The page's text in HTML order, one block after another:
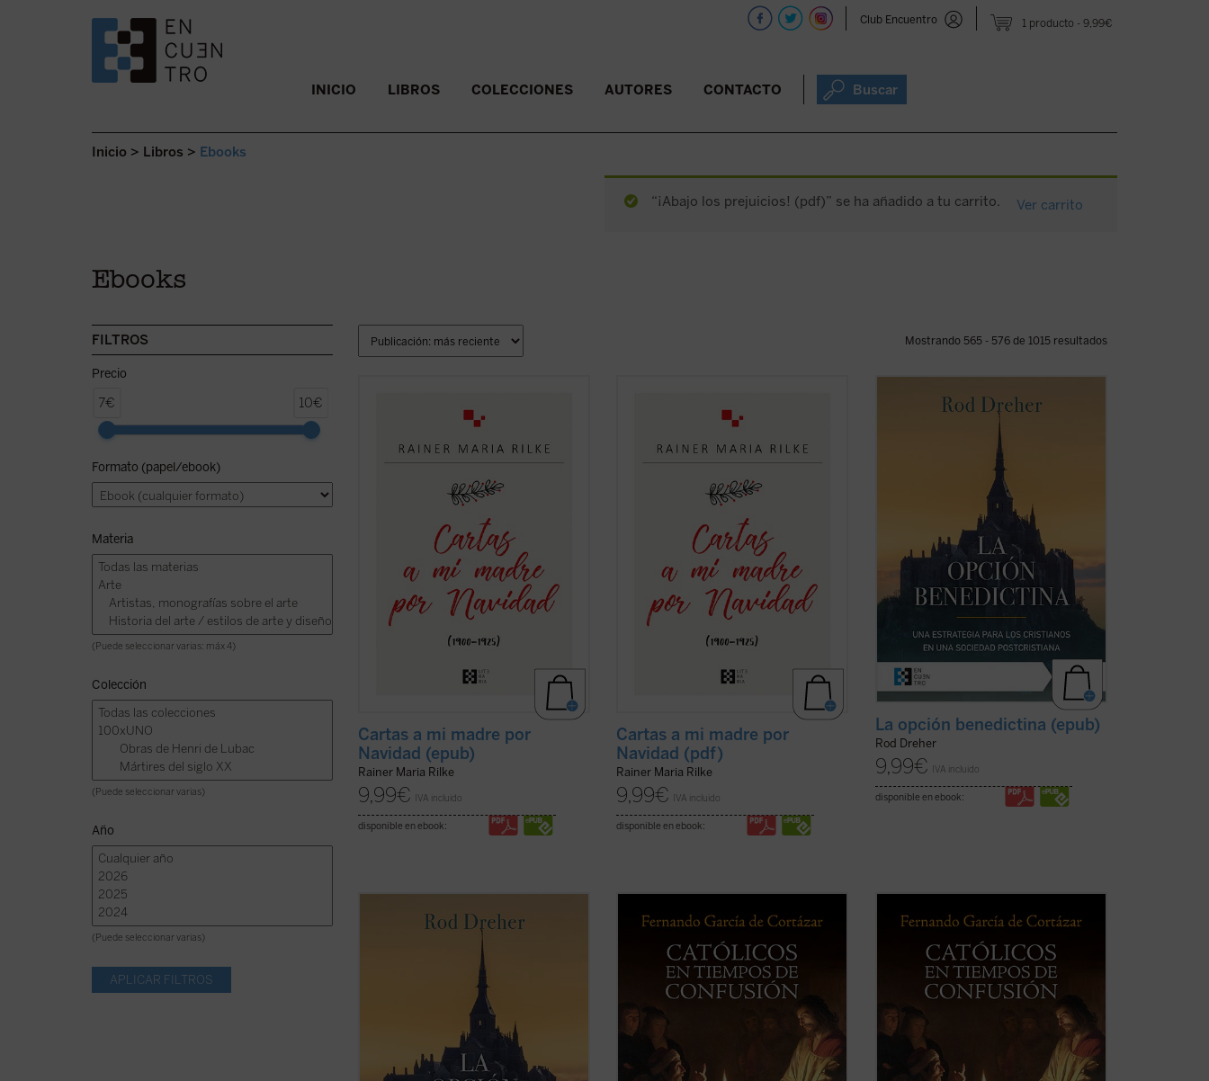
1 producto 9,99€
Club Encuentro
SALTAR AL CONTENIDO. INICIO LIBROS COLECCIONES AUTORES CONTACTO Buscar
Inicio > Libros > Ebooks
“¡Abajo los prejuicios! (pdf)” se ha añadido a tu carrito. Ver carrito
Ebooks
FILTROS
Precio
7€ 10€
Formato (papel/ebook)
Materia
(Puede seleccionar varias: máx 4)
Colección
(Puede seleccionar varias)
Año
(Puede seleccionar varias)
Mostrando 565 - 576 de 1015 resultados
correspondencia navideña con su madre
están escritas con gran delicadeza
conmovedores, como el que la
correspondencia nunca se ...
Cartas a mi madre por
Navidad (epub)
Rainer Maria Rilke
9,99€ IVA incluido
disponible en ebook:
correspondencia navideña con su madre
están escritas con gran delicadeza
conmovedores, como el que la
correspondencia nunca se ...
Cartas a mi madre por
Navidad (pdf)
Rainer Maria Rilke
9,99€ IVA incluido
disponible en ebook:
La opción benedictina , posiblemente el
libro de contenido religioso más
importante y discutido de la última
década, propone al lector, en estos
tiempos de confusión, el retorno a la
propuesta de vida de san Benito de
(ver ficha)
La opción benedictina (epub)
Rod Dreher
9,99€ IVA incluido
disponible en ebook:
La opción benedictina, posiblemente el
libro de contenido religioso más
importante y discutido de la última
década, propone al lector, en estos
tiempos de confusión, el retorno a la
propuesta de vida de san Benito de
(ver ficha)
Católicos en tiempos de confusiónes un
de tradición cristiana vuelva a ser la
referencia que nos defina, de tal forma
que nuestros valores, los propios de la
civilización occidental, recuperen su ...
(ver ficha)
Católicos en tiempos de confusiónes un
de tradición cristiana vuelva a ser la
referencia que nos defina, de tal forma
que nuestros valores, los propios de la
civilización occidental, recuperen su ...
(ver ficha)